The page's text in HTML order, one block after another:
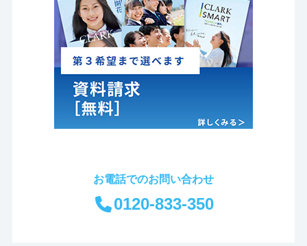
お電話でのお問い合わせ
0120-833-350